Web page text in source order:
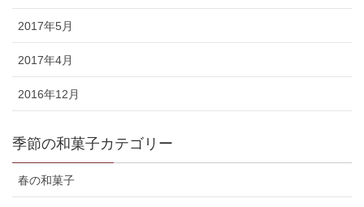
2017年5月
2017年4月
2016年12月
季節の和菓子カテゴリー
春の和菓子